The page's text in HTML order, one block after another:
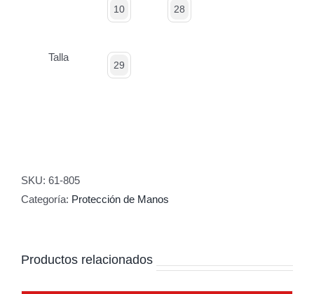
Talla
10 28
29
SKU: 61-805
Categoría: Protección de Manos
Productos relacionados